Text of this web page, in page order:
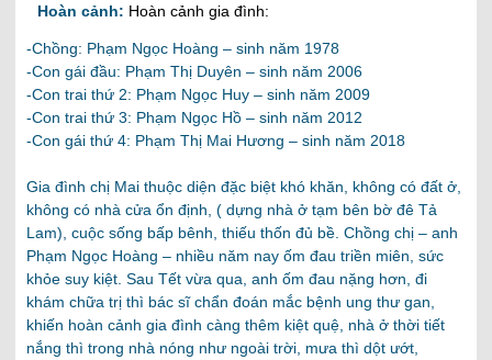
Hoàn cảnh: Hoàn cảnh gia đình:
-Chồng: Phạm Ngọc Hoàng – sinh năm 1978
-Con gái đầu: Phạm Thị Duyên – sinh năm 2006
-Con trai thứ 2: Phạm Ngọc Huy – sinh năm 2009
-Con trai thứ 3: Phạm Ngọc Hồ – sinh năm 2012
-Con gái thứ 4: Phạm Thị Mai Hương – sinh năm 2018
Gia đình chị Mai thuộc diện đặc biệt khó khăn, không có đất ở,
không có nhà cửa ổn định, ( dựng nhà ở tạm bên bờ đê Tả
Lam), cuộc sống bấp bênh, thiếu thốn đủ bề. Chồng chị – anh
Phạm Ngọc Hoàng – nhiều năm nay ốm đau triền miên, sức
khỏe suy kiệt. Sau Tết vừa qua, anh ốm đau nặng hơn, đi
khám chữa trị thì bác sĩ chẩn đoán mắc bệnh ung thư gan,
khiến hoàn cảnh gia đình càng thêm kiệt quệ, nhà ở thời tiết
nắng thì trong nhà nóng như ngoài trời, mưa thì dột ướt,